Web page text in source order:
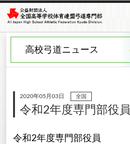
高校弓道ニュース
2020年05月03日 全国
令和2年度専門部役員
令和2年度専門部役員